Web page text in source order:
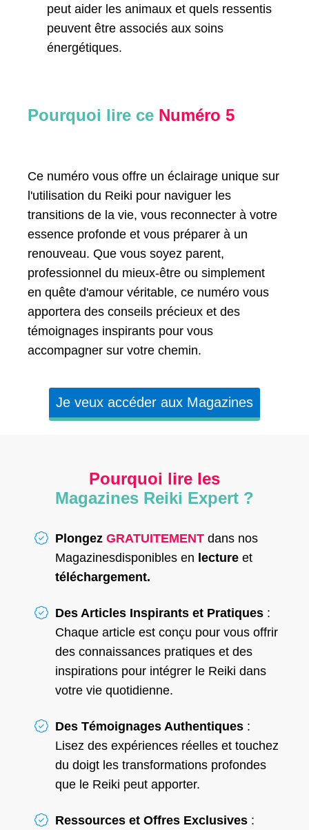
peut aider les animaux et quels ressentis
peuvent être associés aux soins
énergétiques.
Pourquoi lire ce Numéro 5
Ce numéro vous offre un éclairage unique sur
l'utilisation du Reiki pour naviguer les
transitions de la vie, vous reconnecter à votre
essence profonde et vous préparer à un
renouveau. Que vous soyez parent,
professionnel du mieux-être ou simplement
en quête d'amour véritable, ce numéro vous
apportera des conseils précieux et des
témoignages inspirants pour vous
accompagner sur votre chemin.
Je veux accéder aux Magazines
Pourquoi lire les
Magazines Reiki Expert ?
Plongez GRATUITEMENT dans nos
Magazinesdisponibles en lecture et
téléchargement.
Des Articles Inspirants et Pratiques :
Chaque article est conçu pour vous offrir
des connaissances pratiques et des
inspirations pour intégrer le Reiki dans
votre vie quotidienne.
Des Témoignages Authentiques :
Lisez des expériences réelles et touchez
du doigt les transformations profondes
que le Reiki peut apporter.
Ressources et Offres Exclusives :